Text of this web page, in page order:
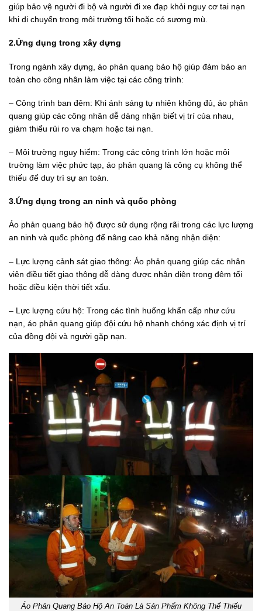
giúp bảo vệ người đi bộ và người đi xe đạp khỏi nguy cơ tai nạn
khi di chuyển trong môi trường tối hoặc có sương mù.
2.Ứng dụng trong xây dựng
Trong ngành xây dựng, áo phản quang bảo hộ giúp đảm bảo an
toàn cho công nhân làm việc tại các công trình:
– Công trình ban đêm: Khi ánh sáng tự nhiên không đủ, áo phản
quang giúp các công nhân dễ dàng nhận biết vị trí của nhau,
giảm thiểu rủi ro va chạm hoặc tai nạn.
– Môi trường nguy hiểm: Trong các công trình lớn hoặc môi
trường làm việc phức tạp, áo phản quang là công cụ không thể
thiếu để duy trì sự an toàn.
3.Ứng dụng trong an ninh và quốc phòng
Áo phản quang bảo hộ được sử dụng rộng rãi trong các lực lượng
an ninh và quốc phòng để nâng cao khả năng nhận diện:
– Lực lượng cảnh sát giao thông: Áo phản quang giúp các nhân
viên điều tiết giao thông dễ dàng được nhận diện trong đêm tối
hoặc điều kiện thời tiết xấu.
– Lực lượng cứu hộ: Trong các tình huống khẩn cấp như cứu
nạn, áo phản quang giúp đội cứu hộ nhanh chóng xác định vị trí
của đồng đội và người gặp nạn.
Áo Phản Quang Bảo Hộ An Toàn Là Sản Phẩm Không Thể Thiếu